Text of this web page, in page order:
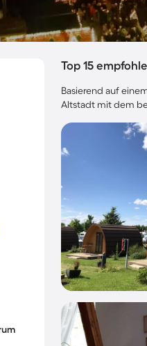
Top 15
Basierend auf
Altstadt mit dem